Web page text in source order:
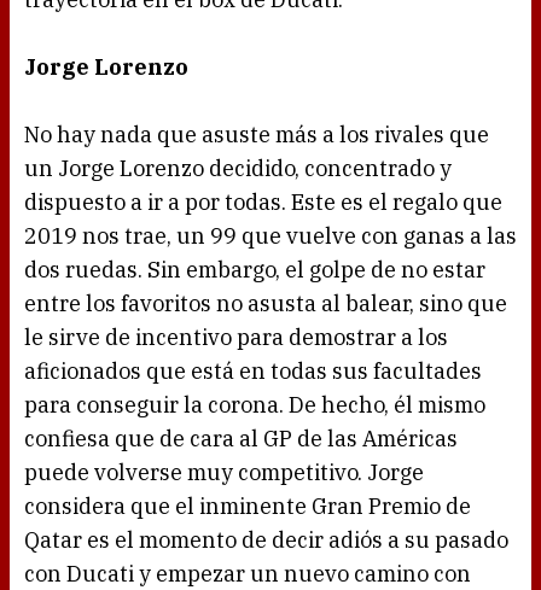
Jorge Lorenzo
No hay nada que asuste más a los rivales que
un Jorge Lorenzo decidido, concentrado y
dispuesto a ir a por todas. Este es el regalo que
2019 nos trae, un 99 que vuelve con ganas a las
dos ruedas. Sin embargo, el golpe de no estar
entre los favoritos no asusta al balear, sino que
le sirve de incentivo para demostrar a los
aficionados que está en todas sus facultades
para conseguir la corona. De hecho, él mismo
confiesa que de cara al GP de las Américas
puede volverse muy competitivo. Jorge
considera que el inminente Gran Premio de
Qatar es el momento de decir adiós a su pasado
con Ducati y empezar un nuevo camino con